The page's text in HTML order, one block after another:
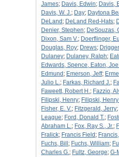
James; Davis, Edwin; Davis,
Davis, W. J.; Day; Daytona
DeLand ; DeLand Red-Hats;
Denier, Stephen; DeSouzas,
Dixon, Sam V.; Doerflinger,
Douglas, Roy; Drews;
Dulaney; Dulaney, Ralph;
Edwards, Spence, Eaton,
Edmund ; Emerson, Jeff;
Julio L.; Farkas, Richard J.;
Faweett, Robert H.; Fazzio,
Filipski, Henry; Filipski,
Fisher, E. V.; Fitzgerald, Jerry;
League; Ford, Donald T.;
Abraham L.; Fox, Ray S., Jr.;
Fralick; Francis Field ;
Fuchs, Bill ; Fuchs, William;
Charles G.; Fultz, George; G-